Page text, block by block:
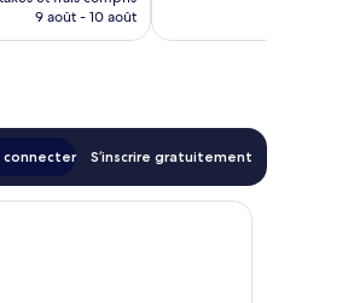
prix
9 août - 10 août
connecter S’inscrire gratuitement